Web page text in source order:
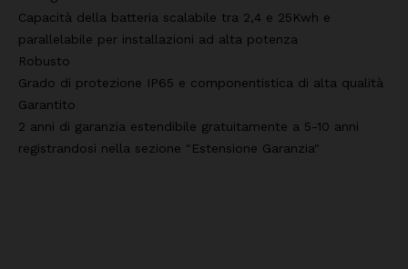
Capacità della batteria scalabile tra 2,4 e 25Kwh e
parallelabile per installazioni ad alta potenza
Robusto
Grado di protezione IP65 e componentistica di alta qualità
Garantito
2 anni di garanzia estendibile gratuitamente a 5-10 anni
registrandosi nella sezione "Estensione Garanzia"